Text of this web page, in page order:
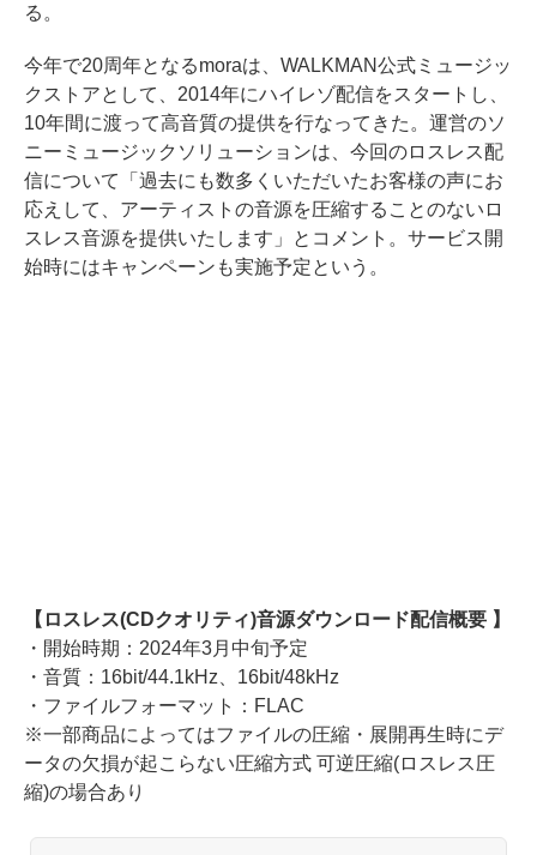
る。
今年で20周年となるmoraは、WALKMAN公式ミュージッ
クストアとして、2014年にハイレゾ配信をスタートし、
10年間に渡って高音質の提供を行なってきた。運営のソ
ニーミュージックソリューションは、今回のロスレス配
信について「過去にも数多くいただいたお客様の声にお
応えして、アーティストの音源を圧縮することのないロ
スレス音源を提供いたします」とコメント。サービス開
始時にはキャンペーンも実施予定という。
【ロスレス(CDクオリティ)音源ダウンロード配信概要 】
・開始時期：2024年3月中旬予定
・音質：16bit/44.1kHz、16bit/48kHz
・ファイルフォーマット：FLAC
※一部商品によってはファイルの圧縮・展開再生時にデ
ータの欠損が起こらない圧縮方式 可逆圧縮(ロスレス圧
縮)の場合あり